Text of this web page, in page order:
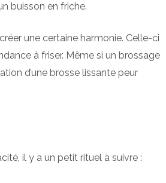
buisson en friche.
une certaine harmonie. Celle-ci
à friser. Même si un brossage
d’une brosse lissante peur
il y a un petit rituel à suivre :